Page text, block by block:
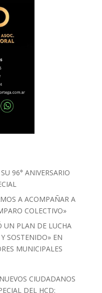
96° ANIVERSARIO
A ACOMPAÑAR A
COLECTIVO»
UN PLAN DE LUCHA
SOSTENIDO» EN
MUNICIPALES
CIUDADANOS
DEL HCD: